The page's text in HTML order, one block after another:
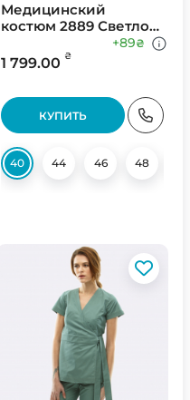
50
Медицинский
костюм 2889 Светло
1 799.00 ₴
+89₴
КУПИТЬ
40 44 46 48